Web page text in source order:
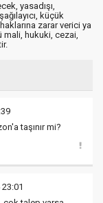
yasadışı,
küçük
zarar verici ya
hukuki, cezai,
taşınır mi?